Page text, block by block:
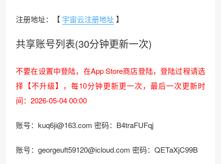
注册地址：【 宇宙云注册地址】
共享账号列表(30分钟更新一次)
不要在设置中登陆，在App Store商店登陆，登陆过程请选
择【不升级】，每10分钟更新更一次，最后一次更新时
间：2026-05-04 00:00
账号： kuq6ji@163.com 密码：B4traFUFqj
账号： georgeuft59120@icloud.com 密码：QETaXjC99B